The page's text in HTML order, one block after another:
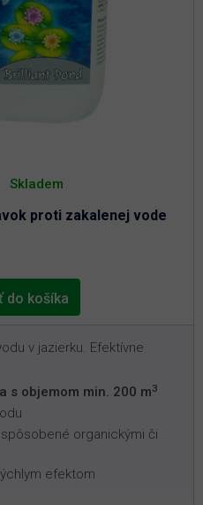
proti zakalenej vode
Skladem
v jazierku. Efektívne
s objemom min. 200 m3
organickými či
efektom